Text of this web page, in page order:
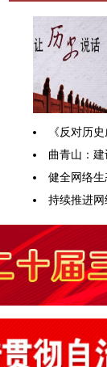
《反对历
曲青山：
健全网络生
持续推进